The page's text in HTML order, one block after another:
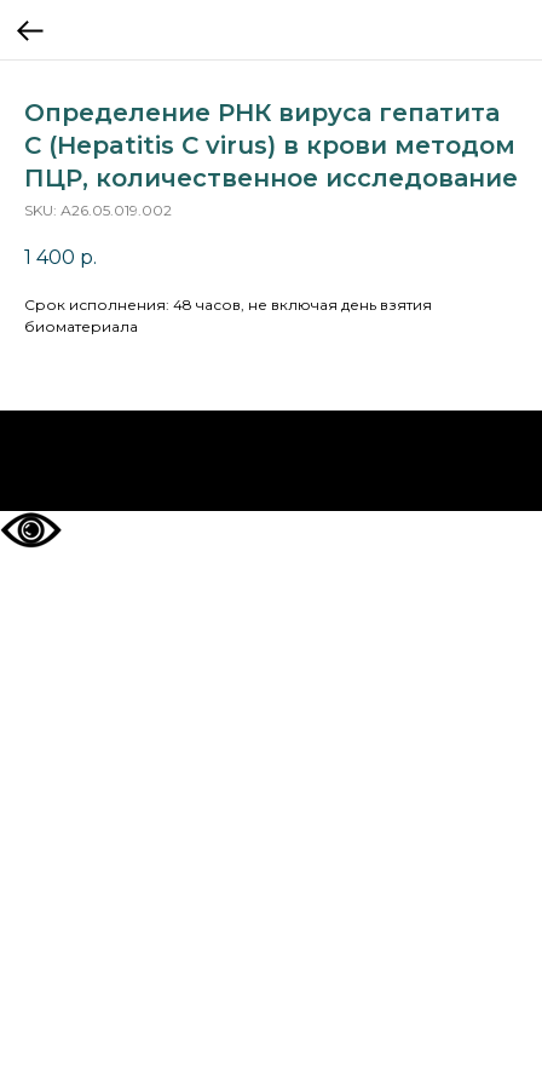
Определение РНК вируса гепатита
C (Hepatitis C virus) в крови методом
ПЦР, количественное исследование
SKU: А26.05.019.002
1 400 р.
Срок исполнения: 48 часов, не включая день взятия
биоматериала